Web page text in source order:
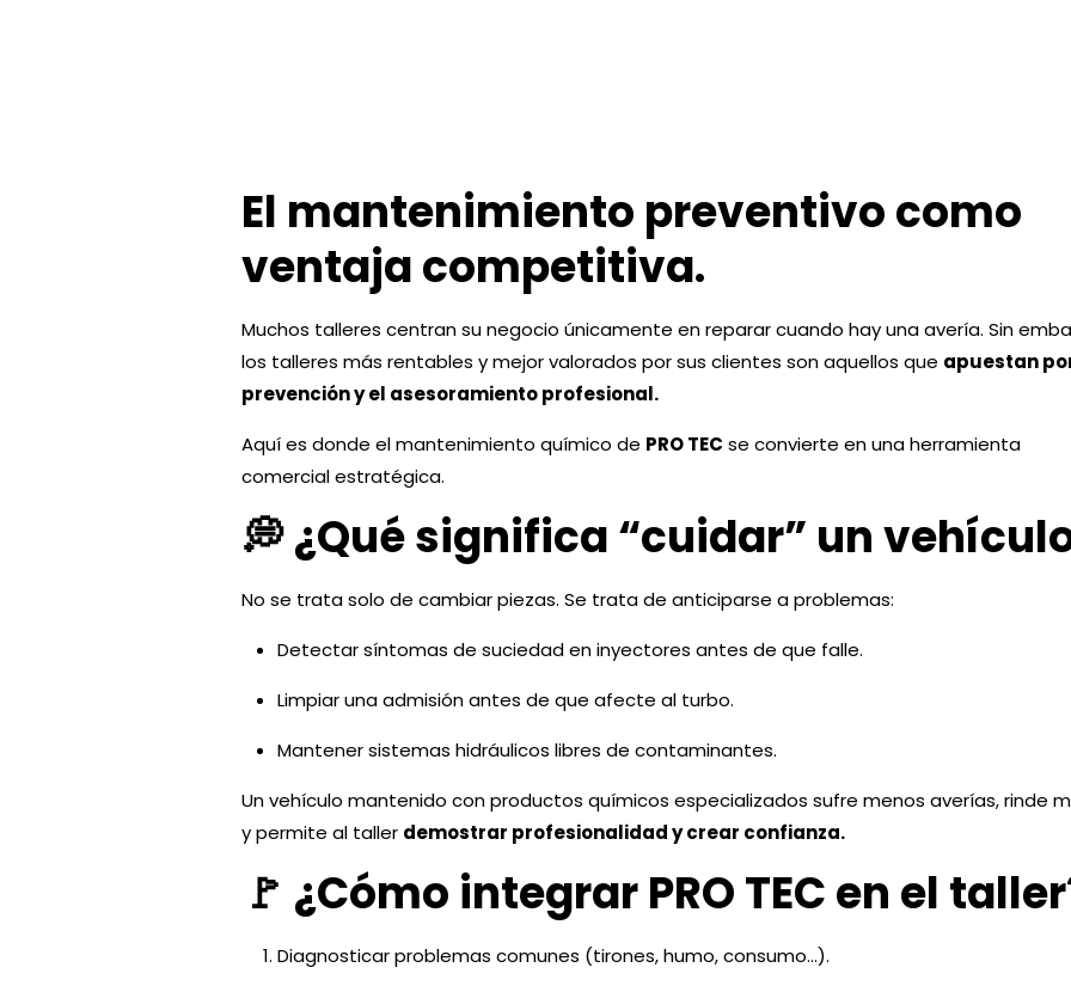
El mantenimiento preventivo como
ventaja competitiva.
Muchos talleres centran su negocio únicamente en reparar cuando hay una avería. Sin
los talleres más rentables y mejor valorados por sus clientes son aquellos que apuestan
prevención y el asesoramiento profesional.
Aquí es donde el mantenimiento químico de PRO TEC se convierte en una herramienta
comercial estratégica.
💭 ¿Qué significa “cuidar” un
No se trata solo de cambiar piezas. Se trata de anticiparse a problemas:
Detectar síntomas de suciedad en inyectores antes de que falle.
Limpiar una admisión antes de que afecte al turbo.
Mantener sistemas hidráulicos libres de contaminantes.
Un vehículo mantenido con productos químicos especializados sufre menos averías, rinde
y permite al taller demostrar profesionalidad y crear confianza.
🚩 ¿Cómo integrar PRO TEC en el
Diagnosticar problemas comunes (tirones, humo, consumo…).